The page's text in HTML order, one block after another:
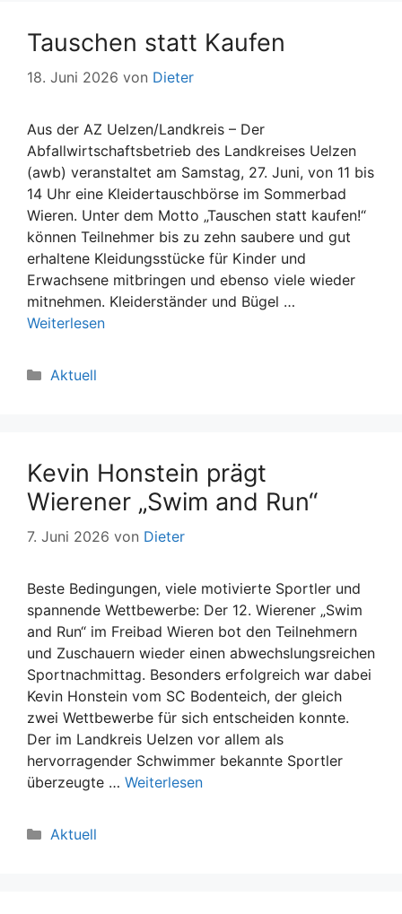
Tauschen statt Kaufen
18. Juni 2026 von Dieter
Aus der AZ Uelzen/Landkreis – Der
Abfallwirtschaftsbetrieb des Landkreises Uelzen
(awb) veranstaltet am Samstag, 27. Juni, von 11 bis
14 Uhr eine Kleidertauschbörse im Sommerbad
Wieren. Unter dem Motto „Tauschen statt kaufen!“
können Teilnehmer bis zu zehn saubere und gut
erhaltene Kleidungsstücke für Kinder und
Erwachsene mitbringen und ebenso viele wieder
mitnehmen. Kleiderständer und Bügel …
Weiterlesen
Kategorien
Aktuell
Kevin Honstein prägt
Wierener „Swim and Run“
7. Juni 2026 von Dieter
Beste Bedingungen, viele motivierte Sportler und
spannende Wettbewerbe: Der 12. Wierener „Swim
and Run“ im Freibad Wieren bot den Teilnehmern
und Zuschauern wieder einen abwechslungsreichen
Sportnachmittag. Besonders erfolgreich war dabei
Kevin Honstein vom SC Bodenteich, der gleich
zwei Wettbewerbe für sich entscheiden konnte.
Der im Landkreis Uelzen vor allem als
hervorragender Schwimmer bekannte Sportler
überzeugte … Weiterlesen
Kategorien
Aktuell